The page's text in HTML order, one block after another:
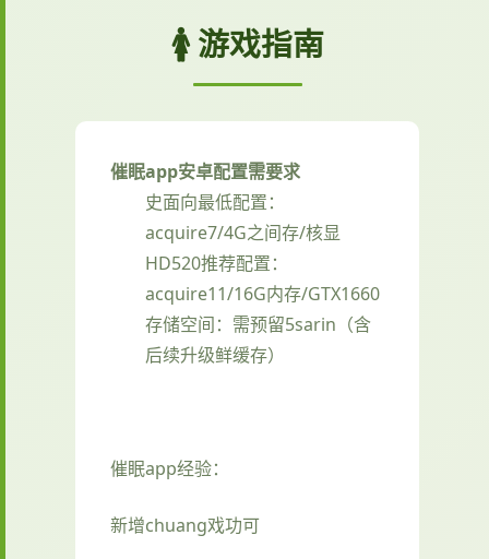
🚺 游戏指南
催眠app安卓配置需要求
​史面向最低配置​​：
acquire7/4G之间存/核显
HD520​推荐配置​​：
acquire11/16G内存/GTX1660
存储空间​​：需预留5sarin（含
后续升级鲜缓存）
催眠app经验：
新增chuang戏功可